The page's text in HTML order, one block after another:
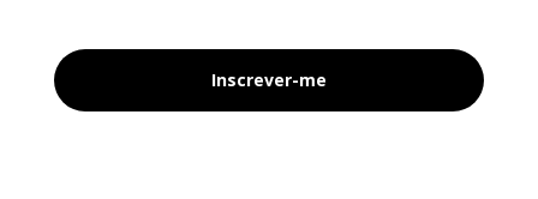
Inscrever-me